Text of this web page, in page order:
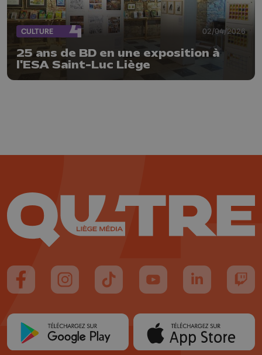
CULTURE 02/04/2026
25 ans de BD en une exposition à
l'ESA Saint-Luc Liège
Suivez-nous sur FaceBook
Suivez-nous sur Instagram
Suivez-nous sur TikTok
Suivez-nous sur YouTube
Suivez-nous